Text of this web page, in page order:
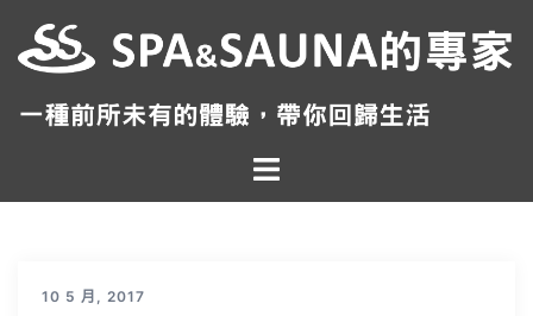
至
Toggle
menu
10 5 月, 2017